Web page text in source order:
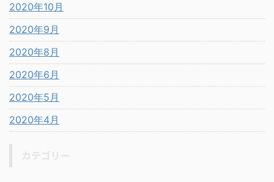
2020年10月
2020年9月
2020年8月
2020年6月
2020年5月
2020年4月